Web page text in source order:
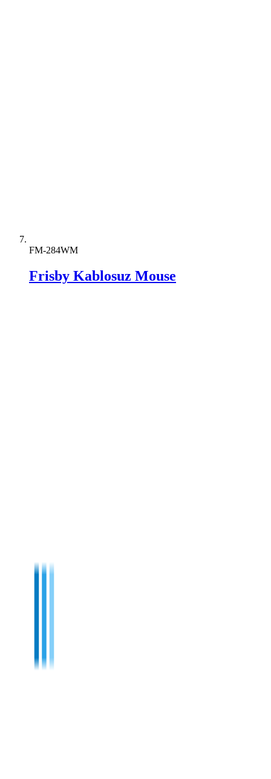
FM-284WM
Frisby Kablosuz Mouse